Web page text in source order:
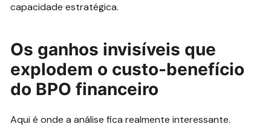
capacidade estratégica.
Os ganhos invisíveis que
explodem o custo-benefício
do BPO financeiro
Aqui é onde a análise fica realmente interessante.